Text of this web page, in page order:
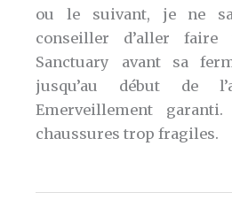
ou le suivant, je ne
conseiller d’aller
Sanctuary avant sa
jusqu’au début de
Emerveillement
chaussures trop fragiles.